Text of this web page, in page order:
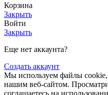
Корзина
Закрыть
Войти
Закрыть
Еще нет аккаунта?
Создать аккаунт
Мы используем файлы
нашим веб-сайтом.
соглашаетесь на